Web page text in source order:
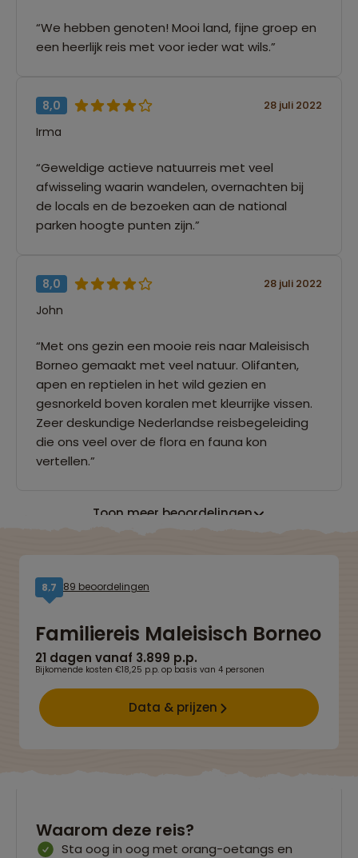
“We hebben genoten! Mooi land, fijne groep en
een heerlijk reis met voor ieder wat wils.”
8,0 28 juli 2022
Irma
“Geweldige actieve natuurreis met veel
afwisseling waarin wandelen, overnachten bij
de locals en de bezoeken aan de national
parken hoogte punten zijn.”
8,0 28 juli 2022
John
“Met ons gezin een mooie reis naar Maleisisch
Borneo gemaakt met veel natuur. Olifanten,
apen en reptielen in het wild gezien en
gesnorkeld boven koralen met kleurrijke vissen.
Zeer deskundige Nederlandse reisbegeleiding
die ons veel over de flora en fauna kon
vertellen.”
Toon meer beoordelingen
8,7 89 beoordelingen
Familiereis Maleisisch Borneo
21 dagen vanaf 3.899 p.p.
Bijkomende kosten €18,25 p.p. op basis van 4 personen
Data & prijzen
Waarom deze reis?
Sta oog in oog met orang-oetangs en